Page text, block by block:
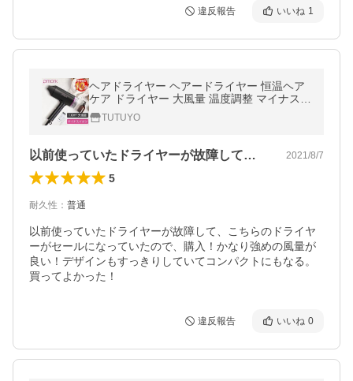
違反報告 いいね 1
ヘアドライヤー ヘアードライヤー 恒温ヘア
ケア ドライヤー 大風量 温度調整 マイナスイ
オン 100v 1200W 3分速乾 時短 恒温 折畳み
式 スピーディーイオン
TUTUYO
以前使っていたドライヤーが故障して、こ… 2021/8/7
5
耐久性 ： 普通
以前使っていたドライヤーが故障して、こちらのドライヤ
ーがセールになっていたので、購入！かなり強めの風量が
良い！デザインもすっきりしていてコンパクトにもなる。
買ってよかった！
違反報告 いいね 0